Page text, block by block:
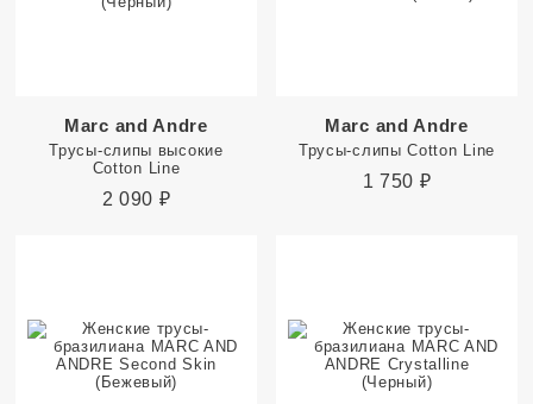
Marc and Andre
Трусы-слипы высокие
Cotton Line
2 090 ₽
Marc and Andre
Трусы-слипы Cotton Line
1 750 ₽